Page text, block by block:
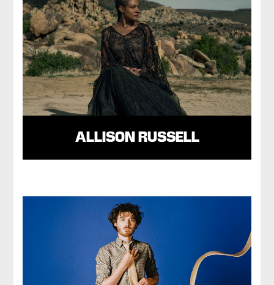
ALLISON RUSSELL